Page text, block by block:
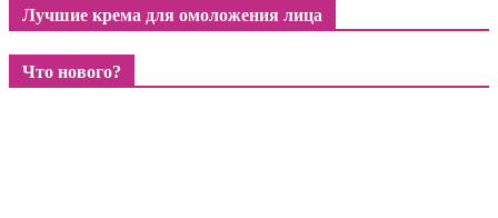
Лучшие крема для омоложения лица
Что нового?